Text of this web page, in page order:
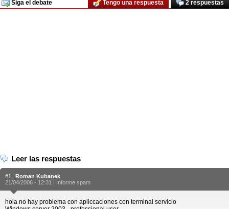
Siga el debate 2 respuestas
Tengo una respuesta
Leer las respuestas
#1
Roman Kubanek
21/04/2006 - 12:31 | Informe spam
hola no hay problema con apliccaciones con terminal servicio